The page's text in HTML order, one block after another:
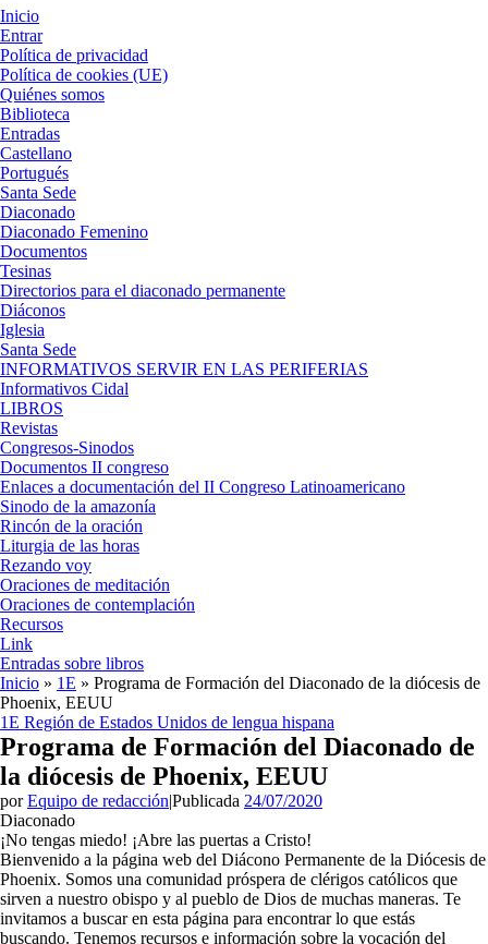
Menú
Inicio
Entrar
Política de privacidad
Política de cookies (UE)
Quiénes somos
Biblioteca
Entradas
Castellano
Portugués
Santa Sede
Diaconado
Diaconado Femenino
Documentos
Tesinas
Directorios para el diaconado permanente
Diáconos
Iglesia
Santa Sede
INFORMATIVOS SERVIR EN LAS PERIFERIAS
Informativos Cidal
LIBROS
Revistas
Congresos-Sinodos
Documentos II congreso
Enlaces a documentación del II Congreso Latinoamericano
Sinodo de la amazonía
Rincón de la oración
Liturgia de las horas
Rezando voy
Oraciones de meditación
Oraciones de contemplación
Recursos
Link
Entradas sobre libros
Inicio » 1E » Programa de Formación del Diaconado de la diócesis de
Phoenix, EEUU
1E Región de Estados Unidos de lengua hispana
Programa de Formación del Diaconado de
la diócesis de Phoenix, EEUU
porEquipo de redacción|Publicada 24/07/2020
Diaconado
¡No tengas miedo! ¡Abre las puertas a Cristo!
Bienvenido a la página web del Diácono Permanente de la Diócesis de
Phoenix. Somos una comunidad próspera de clérigos católicos que
sirven a nuestro obispo y al pueblo de Dios de muchas maneras. Te
invitamos a buscar en esta página para encontrar lo que estás
buscando. Tenemos recursos e información sobre la vocación del